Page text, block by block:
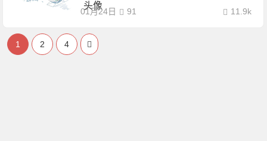
头像
01月24日 11.9k
91
1 2 4